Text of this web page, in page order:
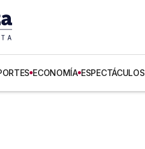
ECONOMÍA ESPECTÁCULOS